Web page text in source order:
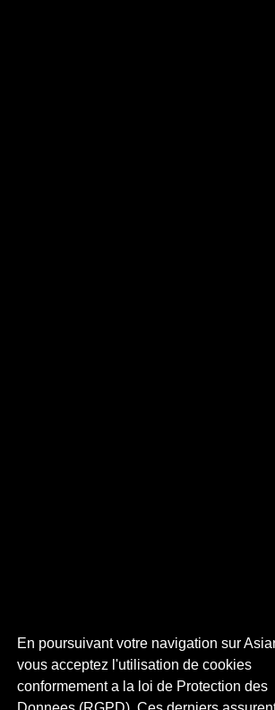
En poursuivant votre navigation sur
vous acceptez l'utilisation de cookies
conformement a la loi de Protection des